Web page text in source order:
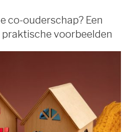
co-ouderschap? Een
voorbeelden